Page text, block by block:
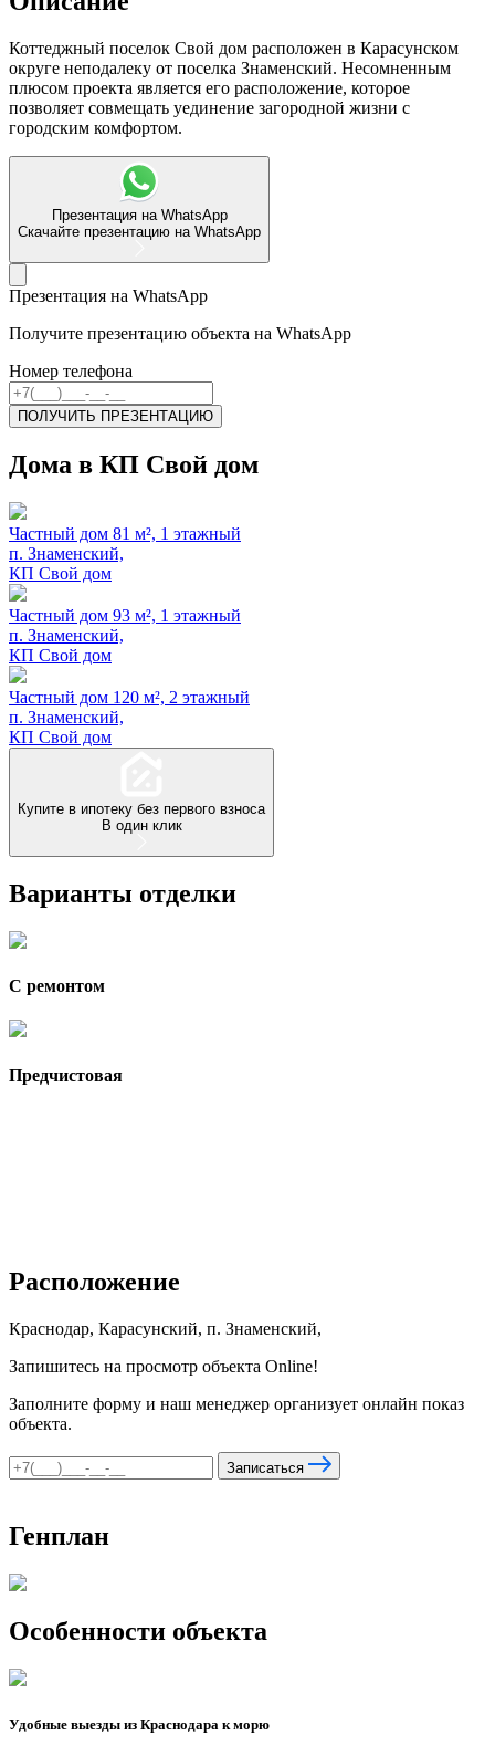
Коттеджный поселок Свой дом расположен в Карасунском
округе неподалеку от поселка Знаменский. Несомненным
плюсом проекта является его расположение, которое
позволяет совмещать уединение загородной жизни с
городским комфортом.
Презентация на WhatsApp
Скачайте презентацию на WhatsApp
Презентация на WhatsApp
Получите презентацию объекта на WhatsApp
Номер телефона
ПОЛУЧИТЬ ПРЕЗЕНТАЦИЮ
Дома в КП Свой дом
Частный дом 81 м², 1 этажный
п. Знаменский,
КП Свой дом
Частный дом 93 м², 1 этажный
п. Знаменский,
КП Свой дом
Частный дом 120 м², 2 этажный
п. Знаменский,
КП Свой дом
Купите в ипотеку без первого взноса
В один клик
Варианты отделки
С ремонтом
Предчистовая
Расположение
Краснодар, Карасунский, п. Знаменский,
Запишитесь на просмотр объекта Online!
Заполните форму и наш менеджер организует онлайн показ
объекта.
Записаться
Генплан
Особенности объекта
Удобные выезды из Краснодара к морю